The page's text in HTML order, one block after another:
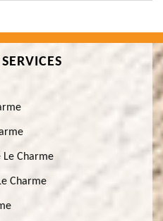
Le Charme
Charme